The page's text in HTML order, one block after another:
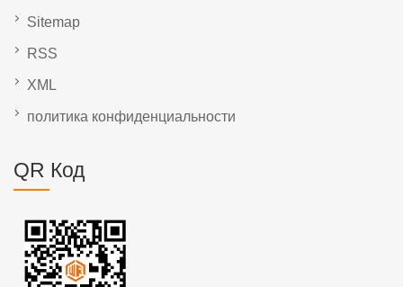
Sitemap
RSS
XML
политика конфиденциальности
QR Код